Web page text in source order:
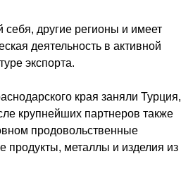
другие регионы и имеет
деятельность в активной
экспорта.
края заняли Турция,
крупнейших партнеров также
продовольственные
продукты, металлы и изделия из